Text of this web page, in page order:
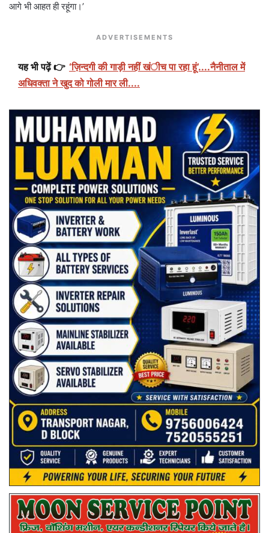
आगे भी आहत ही रहूंगा।’
ADVERTISEMENTS
यह भी पढ़ें 👉 ‘ज़िन्दगी की गाड़ी नहीं खंीच पा रहा हूं’....नैनीताल में
अधिवक्ता ने खुद को गोली मार ली....